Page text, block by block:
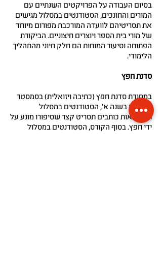
בסיום העבודה על הפרויקטים השנתיים עם
המורים והחונכים, הסטודנטים במסלול מגישים
את תסריטיהם לוועדה המורכבת מפורום מיוחד
של מורי בית הספר ויוצרים חיצוניים. הביקורת
הפתוחה וסיעור המוחות הם חלק חיוני מהתהליך
הלימודי.
סדנת חפץ
במסגרת סדנת חפץ (כתיבה ויזואלית) בסמסטר
הראשון בשנה א', הסטודנטים במסלול
תסריטאות כותבים תסריט קצר שסיפורו מונע על
ידי חפץ. בסוף הקורס, הסטודנטים במסלול